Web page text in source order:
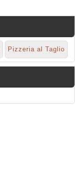
Pizzeria al Taglio